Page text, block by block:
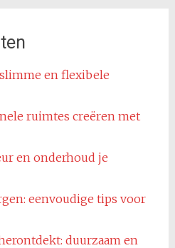
en flexibele
ruimtes creëren met
en onderhoud je
eenvoudige tips voor
duurzaam en